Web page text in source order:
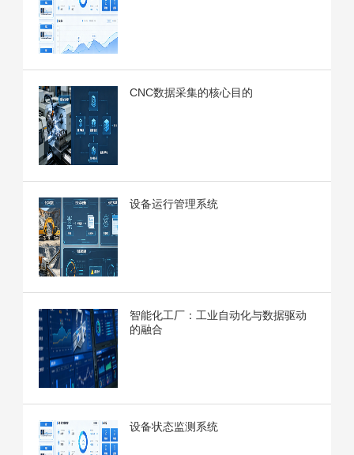
CNC数据采集的核心目的
设备运行管理系统
智能化工厂：工业自动化与数据驱动
的融合
设备状态监测系统